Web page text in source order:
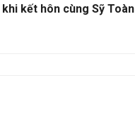
kết hôn cùng Sỹ Toàn